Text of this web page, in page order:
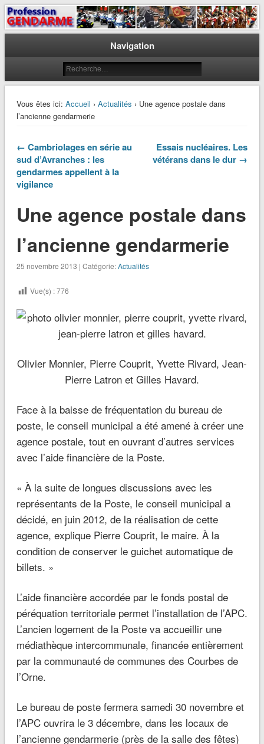
Profession Gendarme
Le journal des gendarmes
Navigation
Vous êtes ici: Accueil › Actualités › Une agence postale dans
l’ancienne gendarmerie
← Cambriolages en série au
sud d’Avranches : les
gendarmes appellent à la
vigilance
Essais nucléaires. Les
vétérans dans le dur →
Une agence postale dans
l’ancienne gendarmerie
25 novembre 2013 | Catégorie:Actualités
Vue(s) :776
Olivier Monnier, Pierre Couprit, Yvette Rivard, Jean-
Pierre Latron et Gilles Havard.
Face à la baisse de fréquentation du bureau de
poste, le conseil municipal a été amené à créer une
agence postale, tout en ouvrant d’autres services
avec l’aide financière de la Poste.
« À la suite de longues discussions avec les
représentants de la Poste, le conseil municipal a
décidé, en juin 2012, de la réalisation de cette
agence, explique Pierre Couprit, le maire. À la
condition de conserver le guichet automatique de
billets. »
L’aide financière accordée par le fonds postal de
péréquation territoriale permet l’installation de l’APC.
L’ancien logement de la Poste va accueillir une
médiathèque intercommunale, financée entièrement
par la communauté de communes des Courbes de
l’Orne.
Le bureau de poste fermera samedi 30 novembre et
l’APC ouvrira le 3 décembre, dans les locaux de
l’ancienne gendarmerie (près de la salle des fêtes)